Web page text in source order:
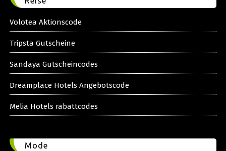
Volotea Aktionscode
Tripsta Gutscheine
Sandaya Gutscheincodes
Dreamplace Hotels Angebotscode
Melia Hotels rabattcodes
Mode